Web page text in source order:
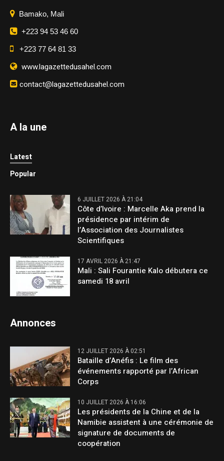
Bamako, Mali
+223 94 53 46 60
+223 77 64 81 33
www.lagazettedusahel.com
contact@lagazettedusahel.com
A la une
Latest
Popular
6 JUILLET 2026 À 21:04
Côte d’Ivoire : Marcelle Aka prend la
présidence par intérim de
l’Association des Journalistes
Scientifiques
17 AVRIL 2026 À 21:47
Mali : Sali Fourantie Kalo débutera ce
samedi 18 avril
Annonces
12 JUILLET 2026 À 02:51
Bataille d’Anéfis : Le film des
événements rapporté par l’African
Corps
10 JUILLET 2026 À 16:06
Les présidents de la Chine et de la
Namibie assistent à une cérémonie de
signature de documents de
coopération